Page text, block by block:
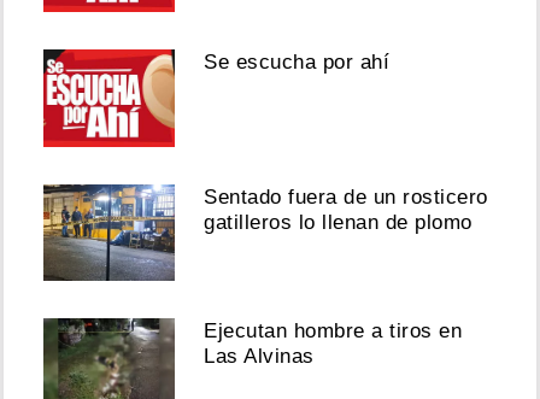
Se escucha por ahí
Sentado fuera de un rosticero
gatilleros lo llenan de plomo
Ejecutan hombre a tiros en
Las Alvinas